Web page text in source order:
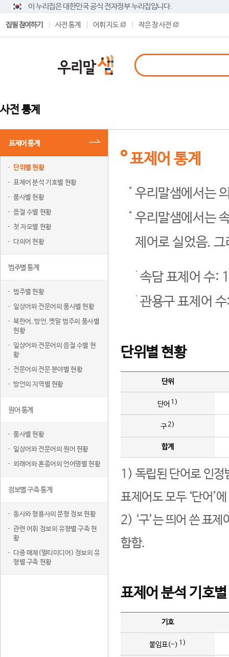
이 누리집은 대한민국 공식 전자정부 누리집입니다.
집필 참여하기 사전 통계 어휘 지도 작은 창 사전
사전 통계
표제어 통계
단위별 현황
표제어 분석 기호별 현황
품사별 현황
음절 수별 현황
첫 자모별 현황
다의어 현황
범주별 통계
범주별 현황
일상어와 전문어의 품사별 현황
북한어, 방언, 옛말 범주의 품사별
현황
일상어와 전문어의 음절 수별 현
황
전문어의 전문 분야별 현황
방언의 지역별 현황
원어 통계
품사별 현황
일상어와 전문어의 원어 현황
외래어와 혼종어의 언어명별 현황
정보별 구축 통계
동사와 형용사의 문형 정보 현황
관련 어휘 정보의 유형별 구축 현
황
다중 매체(멀티미디어) 정보의 유
형별 구축 현황
표제어 통계
우리말샘에서는
우리말샘에서는
제어로 실었음.
속담 표제어 수:
관용구 표제어
단위별 현황
단위
단어 1)
구2)
합계
1) 독립된 단어로 인정
표제어도 모두 ‘단어’
2) ‘구’는 띄어 쓴 표
함함.
표제어 분석 기호
기호
붙임표(-) 1)